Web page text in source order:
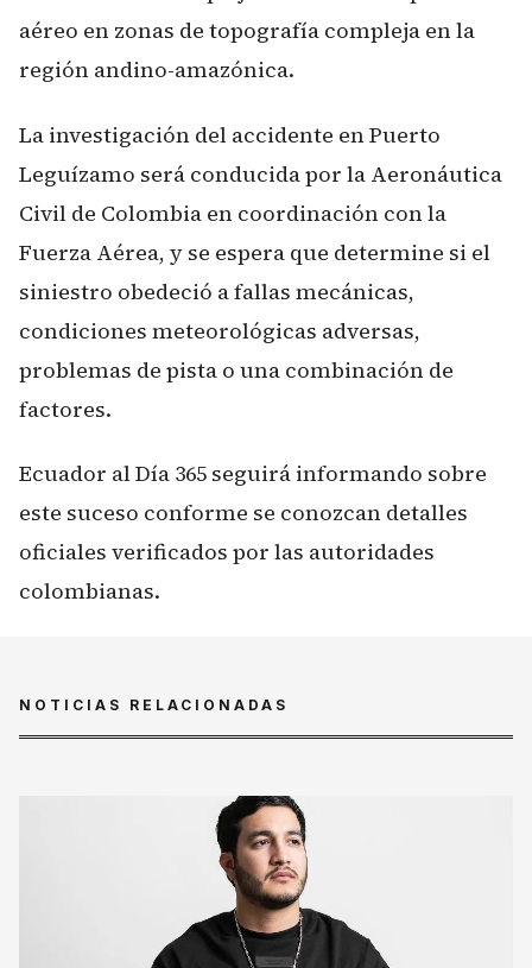
aéreo en zonas de topografía compleja en la
región andino-amazónica.
La investigación del accidente en Puerto
Leguízamo será conducida por la Aeronáutica
Civil de Colombia en coordinación con la
Fuerza Aérea, y se espera que determine si el
siniestro obedeció a fallas mecánicas,
condiciones meteorológicas adversas,
problemas de pista o una combinación de
factores.
Ecuador al Día 365 seguirá informando sobre
este suceso conforme se conozcan detalles
oficiales verificados por las autoridades
colombianas.
NOTICIAS RELACIONADAS